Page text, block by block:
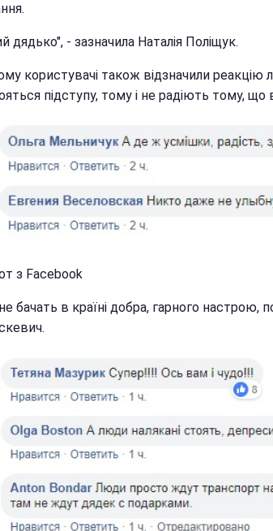
дядько", - зазначила Наталія Поліщук.
користувачі також відзначили
підступу, тому і не радіють тому, що
з Facebook
бачать в країні добра, гарного настрою,